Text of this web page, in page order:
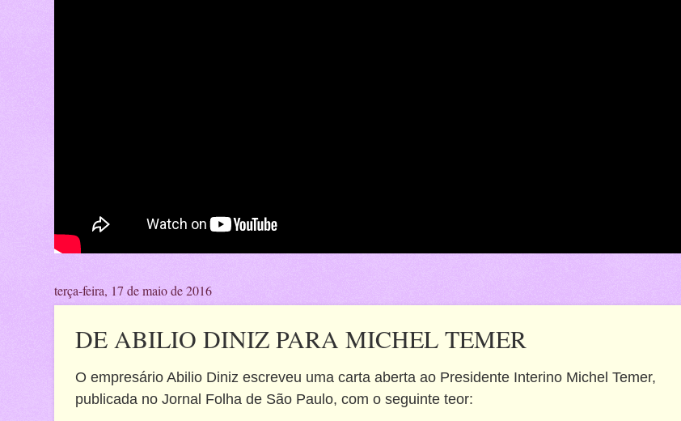
terça-feira, 17 de maio de 2016
DE ABILIO DINIZ PARA MICHEL TEMER
O empresário Abilio Diniz escreveu uma carta aberta ao Presidente Interino Michel Temer,
publicada no Jornal Folha de São Paulo, com o seguinte teor: